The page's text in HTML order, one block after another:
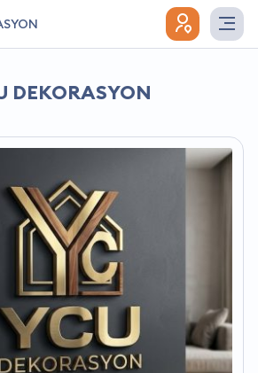
DEKORASYON